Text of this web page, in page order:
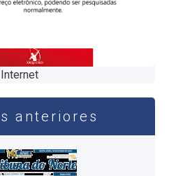
Internet
anteriores